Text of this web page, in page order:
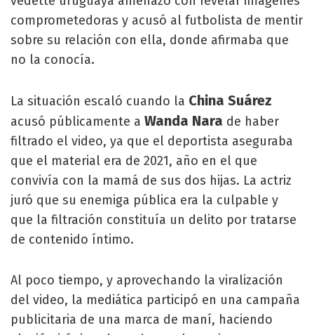
comprometedoras y acusó al futbolista de mentir
sobre su relación con ella, donde afirmaba que
no la conocía.
La situación escaló cuando la China Suárez
acusó públicamente a Wanda Nara de haber
filtrado el video, ya que el deportista aseguraba
que el material era de 2021, año en el que
convivía con la mamá de sus dos hijas. La actriz
juró que su enemiga pública era la culpable y
que la filtración constituía un delito por tratarse
de contenido íntimo.
Al poco tiempo, y aprovechando la viralización
del video, la mediática participó en una campaña
publicitaria de una marca de maní, haciendo